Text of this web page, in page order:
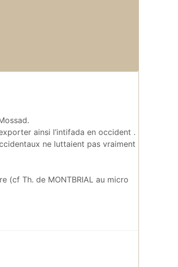
ainsi l’intifada en occident .
ne luttaient pas vraiment
(cf Th. de MONTBRIAL au micro